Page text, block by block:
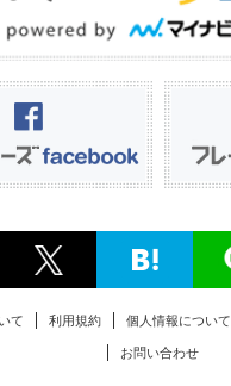
て 利用規約 個人情報について
お問い合わせ